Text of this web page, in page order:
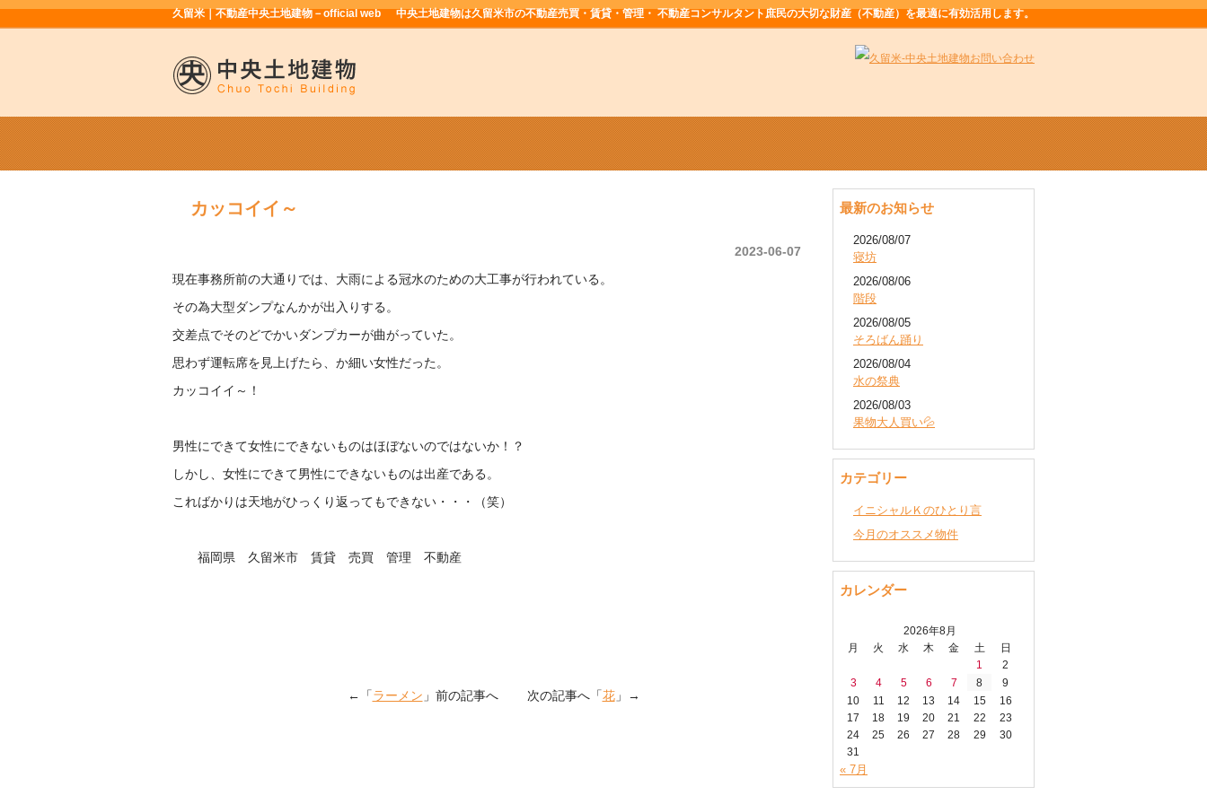
久留米｜不動産中央土地建物－official web 中央土地建物は久留米市の不動産売買・賃貸・管理・ 不動産コンサルタント庶民の大切な財産（不動産）を最適に有効活用します。
カッコイイ～
2023-06-07
現在事務所前の大通りでは、大雨による冠水のための大工事が行われている。
その為大型ダンプなんかが出入りする。
交差点でそのどでかいダンプカーが曲がっていた。
思わず運転席を見上げたら、か細い女性だった。
カッコイイ～！
男性にできて女性にできないものはほぼないのではないか！？
しかし、女性にできて男性にできないものは出産である。
こればかりは天地がひっくり返ってもできない・・・（笑）
福岡県 久留米市 賃貸 売買 管理 不動産
←「ラーメン 」前の記事へ 次の記事へ「花」→
最新のお知らせ
2026/08/07
寝坊
2026/08/06
階段
2026/08/05
そろばん踊り
2026/08/04
水の祭典
2026/08/03
果物大人買い💦
カテゴリー
イニシャルＫのひとり言
今月のオススメ物件
カレンダー
2026年8月
月
火 水 木 金 土
日
1
2
3
4 5 6 7 8
9
10
11 12 13 14 15
16
17
18 19 20 21 22
23
24
25 26 27 28 29
30
31
« 7月